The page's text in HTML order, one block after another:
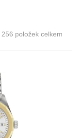
256 položek celkem